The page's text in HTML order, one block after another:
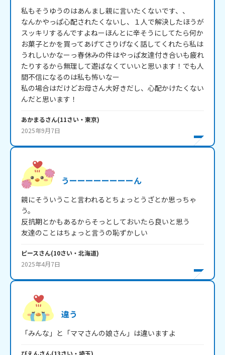
私もそうゆうのはあんまし親に言いたくないです、、
なんかやっぱ心配されたくないし、１人で解決したほうが
スッキリするんですよねーほんとに辛そうにしてたら何か
お菓子とかを買ってあげてさりげなく話してくれたら私は
うれしいかなーっ春休みの件はやっぱ友達付き合いも疲れ
たりするから無理して遊ばなくていいと思います！でも人
間不信になるのは私も怖いなー
私の場合はだけどお母さん大好きだし、心配かけたくない
んだと思います！
あかまるさん(11さい・ 東京)
2025年9月7日
うーーーーーーーーん
親にそういうこと言われるとちょっとうざとか思っちゃ
う。
反抗期とかもあるからそっとしておいたら良いと思う
友達のことはちょっと言うの恥ずかしい
ピースさん(10さい・ 北海道)
2025年4月7日
違う
「みんな」と「ママさんの娘さん」は違いますよ